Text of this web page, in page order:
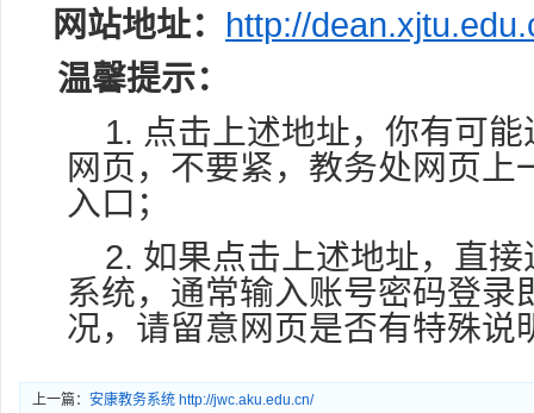
网站地址： http://
温馨提示：
1. 点击上述地址，你有可
网页，不要紧，教务处网页上
入口；
2. 如果点击上述地址，直
系统，通常输入账号密码登录
况，请留意网页是否有特殊说
上一篇： 安康教务系统 http://jwc.aku.edu.cn/